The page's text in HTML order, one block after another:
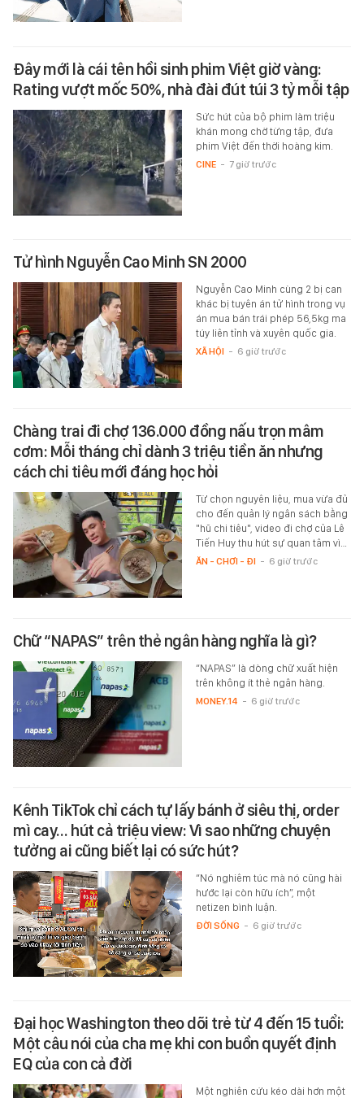
Đây mới là cái tên hồi sinh phim Việt giờ vàng:
Rating vượt mốc 50%, nhà đài đút túi 3 tỷ mỗi tập
Sức hút của bộ phim làm triệu
khán mong chờ từng tập, đưa
phim Việt đến thời hoàng kim.
CINE - 7 giờ trước
Tử hình Nguyễn Cao Minh SN 2000
Nguyễn Cao Minh cùng 2 bị can
khác bị tuyên án tử hình trong vụ
án mua bán trái phép 56,5kg ma
túy liên tỉnh và xuyên quốc gia.
XÃ HỘI - 6 giờ trước
Chàng trai đi chợ 136.000 đồng nấu trọn mâm
cơm: Mỗi tháng chỉ dành 3 triệu tiền ăn nhưng
cách chi tiêu mới đáng học hỏi
Từ chọn nguyên liệu, mua vừa đủ
cho đến quản lý ngân sách bằng
"hũ chi tiêu", video đi chợ của Lê
Tiến Huy thu hút sự quan tâm vì…
ĂN - CHƠI - ĐI - 6 giờ trước
Chữ “NAPAS” trên thẻ ngân hàng nghĩa là gì?
“NAPAS” là dòng chữ xuất hiện
trên không ít thẻ ngân hàng.
MONEY.14 - 6 giờ trước
Kênh TikTok chỉ cách tự lấy bánh ở siêu thị, order
mì cay… hút cả triệu view: Vì sao những chuyện
tưởng ai cũng biết lại có sức hút?
“Nó nghiêm túc mà nó cũng hài
hước lại còn hữu ích”, một
netizen bình luận.
ĐỜI SỐNG - 6 giờ trước
Đại học Washington theo dõi trẻ từ 4 đến 15 tuổi:
Một câu nói của cha mẹ khi con buồn quyết định
EQ của con cả đời
Một nghiên cứu kéo dài hơn một